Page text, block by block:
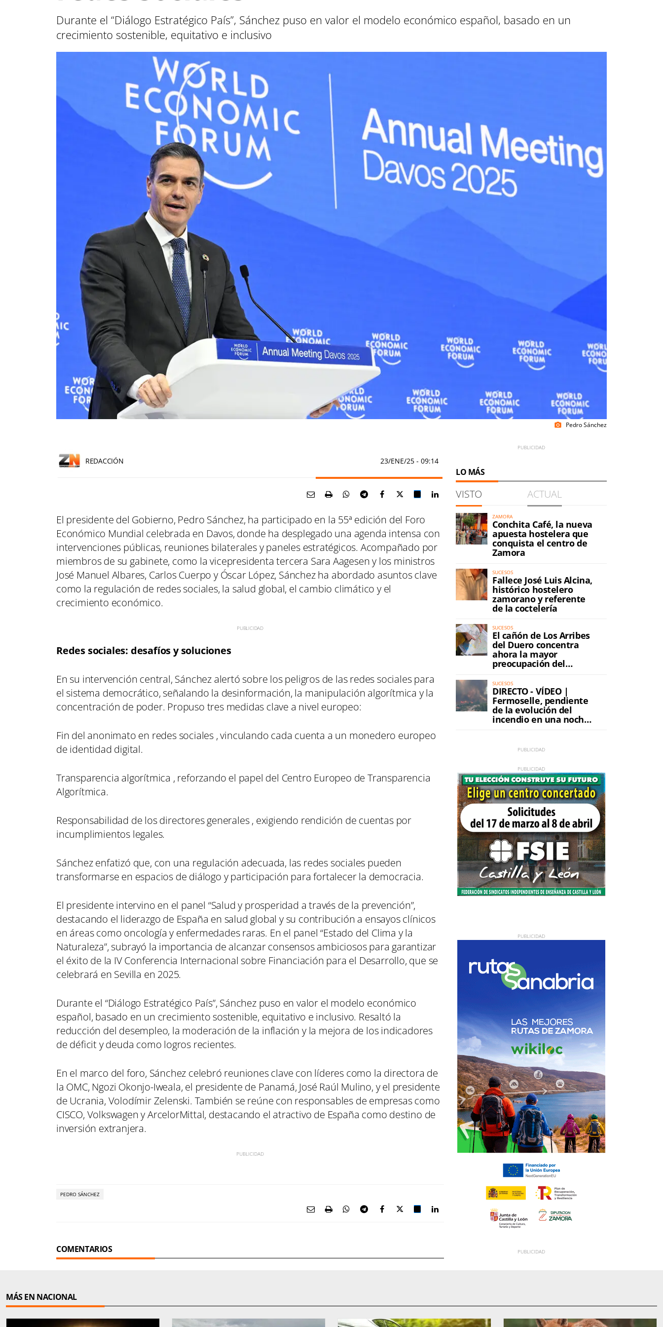
Durante el “Diálogo Estratégico País”, Sánchez puso en valor el modelo económico español, basado en un
crecimiento sostenible, equitativo e inclusivo
photo_camera Pedro Sánchez
REDACCIÓN 23/ENE/25 - 09:14
El presidente del Gobierno, Pedro Sánchez, ha participado en la 55ª edición del Foro
Económico Mundial celebrada en Davos, donde ha desplegado una agenda intensa con
intervenciones públicas, reuniones bilaterales y paneles estratégicos. Acompañado por
miembros de su gabinete, como la vicepresidenta tercera Sara Aagesen y los ministros
José Manuel Albares, Carlos Cuerpo y Óscar López, Sánchez ha abordado asuntos clave
como la regulación de redes sociales, la salud global, el cambio climático y el
crecimiento económico.
Redes sociales: desafíos y soluciones
En su intervención central, Sánchez alertó sobre los peligros de las redes sociales para
el sistema democrático, señalando la desinformación, la manipulación algorítmica y la
concentración de poder. Propuso tres medidas clave a nivel europeo:
Fin del anonimato en redes sociales , vinculando cada cuenta a un monedero europeo
de identidad digital.
Transparencia algorítmica , reforzando el papel del Centro Europeo de Transparencia
Algorítmica.
Responsabilidad de los directores generales , exigiendo rendición de cuentas por
incumplimientos legales.
Sánchez enfatizó que, con una regulación adecuada, las redes sociales pueden
transformarse en espacios de diálogo y participación para fortalecer la democracia.
El presidente intervino en el panel “Salud y prosperidad a través de la prevención”,
destacando el liderazgo de España en salud global y su contribución a ensayos clínicos
en áreas como oncología y enfermedades raras. En el panel “Estado del Clima y la
Naturaleza”, subrayó la importancia de alcanzar consensos ambiciosos para garantizar
el éxito de la IV Conferencia Internacional sobre Financiación para el Desarrollo, que se
celebrará en Sevilla en 2025.
Durante el “Diálogo Estratégico País”, Sánchez puso en valor el modelo económico
español, basado en un crecimiento sostenible, equitativo e inclusivo. Resaltó la
reducción del desempleo, la moderación de la inflación y la mejora de los indicadores
de déficit y deuda como logros recientes.
En el marco del foro, Sánchez celebró reuniones clave con líderes como la directora de
la OMC, Ngozi Okonjo-Iweala, el presidente de Panamá, José Raúl Mulino, y el presidente
de Ucrania, Volodímir Zelenski. También se reúne con responsables de empresas como
CISCO, Volkswagen y ArcelorMittal, destacando el atractivo de España como destino de
inversión extranjera.
PEDRO SÁNCHEZ
COMENTARIOS
LO MÁS
VISTO ACTUAL
ZAMORA
Conchita Café, la nueva
apuesta hostelera que
conquista el centro de
Zamora
SUCESOS
Fallece José Luis Alcina,
histórico hostelero
zamorano y referente
de la coctelería
SUCESOS
El cañón de Los Arribes
del Duero concentra
ahora la mayor
preocupación del
incendio
SUCESOS
DIRECTO - VÍDEO |
Fermoselle, pendiente
de la evolución del
incendio en una noche
MÁS EN NACIONAL